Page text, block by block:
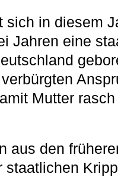
sich in diesem
Jahren eine
Mutter
aus den
staatlichen